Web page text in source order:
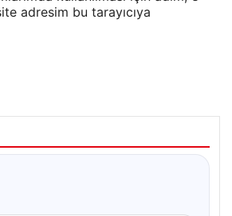
adresim bu tarayıcıya